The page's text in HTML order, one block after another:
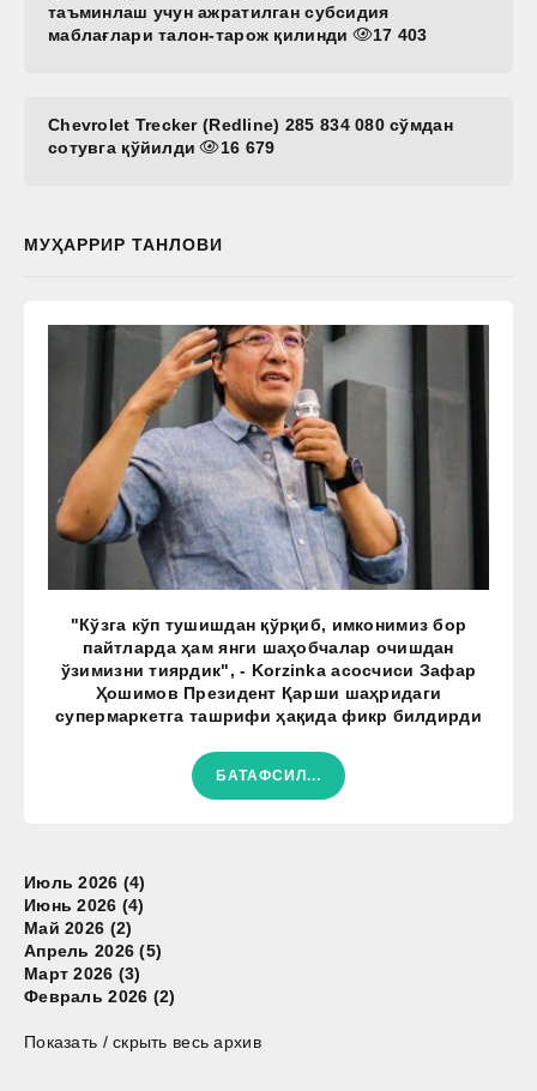
таъминлаш учун ажратилган субсидия
маблағлари талон-тарож қилинди
17 403
Chevrolet Trecker (Redline) 285 834 080 сўмдан
сотувга қўйилди
16 679
МУҲАРРИР ТАНЛОВИ
"Кўзга кўп тушишдан қўрқиб, имконимиз бор
пайтларда ҳам янги шаҳобчалар очишдан
ўзимизни тиярдик", - Korzinka асосчиси Зафар
Ҳошимов Президент Қарши шаҳридаги
супермаркетга ташрифи ҳақида фикр билдирди
БАТАФСИЛ...
Июль 2026 (4)
Июнь 2026 (4)
Май 2026 (2)
Апрель 2026 (5)
Март 2026 (3)
Февраль 2026 (2)
Показать / скрыть весь архив